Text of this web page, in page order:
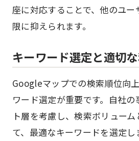
座に対応することで、他のユ
限に抑えられます。
キーワード選定と適切
Googleマップでの検索順位向
ワード選定が重要です。自社
ト層を考慮し、検索ボリュー
て、最適なキーワードを選定